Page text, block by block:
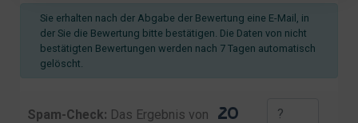
Sie erhalten nach der Abgabe der Bewertung eine E-Mail, in
der Sie die Bewertung bitte bestätigen. Die Daten von nicht
bestätigten Bewertungen werden nach 7 Tagen automatisch
gelöscht.
Spam-Check: Das Ergebnis von